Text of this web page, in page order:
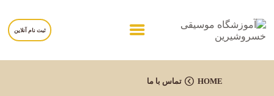
ثبت نام آنلاین
HOME تماس با ماخانه